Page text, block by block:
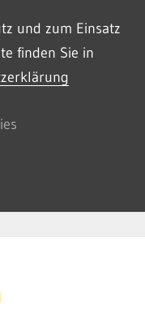
und zum Einsatz
finden Sie in